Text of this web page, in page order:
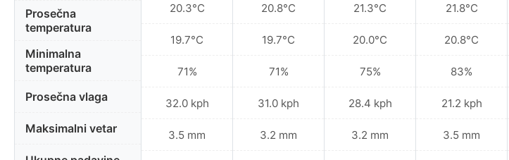
Prosečna
temperatura
Minimalna
temperatura
Prosečna vlaga
Maksimalni vetar
20.3°C
19.7°C
71%
32.0 kph
3.5 mm
20.8°C
19.7°C
71%
31.0 kph
3.2 mm
21.3°C
20.0°C
75%
28.4 kph
3.2 mm
21.8°C
20.8°C
83%
21.2 kph
3.5 mm